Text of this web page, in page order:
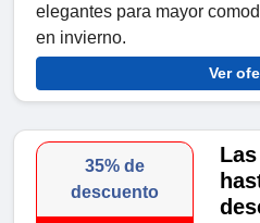
elegantes para mayor
en invierno.
Ver
35% de
descuento